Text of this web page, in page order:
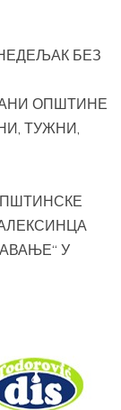
БЕЗ
ОПШТИНЕ
ТУЖНИ,
У